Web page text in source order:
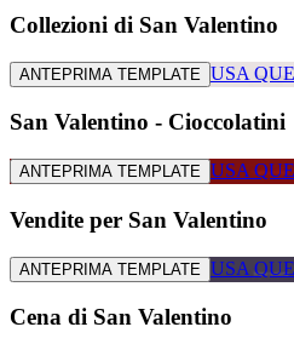
Collezioni di San Valentino
ANTEPRIMA TEMPLATE USA
San Valentino - Cioccolatini
ANTEPRIMA TEMPLATE USA
Vendite per San Valentino
ANTEPRIMA TEMPLATE USA
Cena di San Valentino